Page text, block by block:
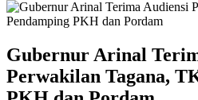
Gubernur Arinal
Perwakilan Tagana,